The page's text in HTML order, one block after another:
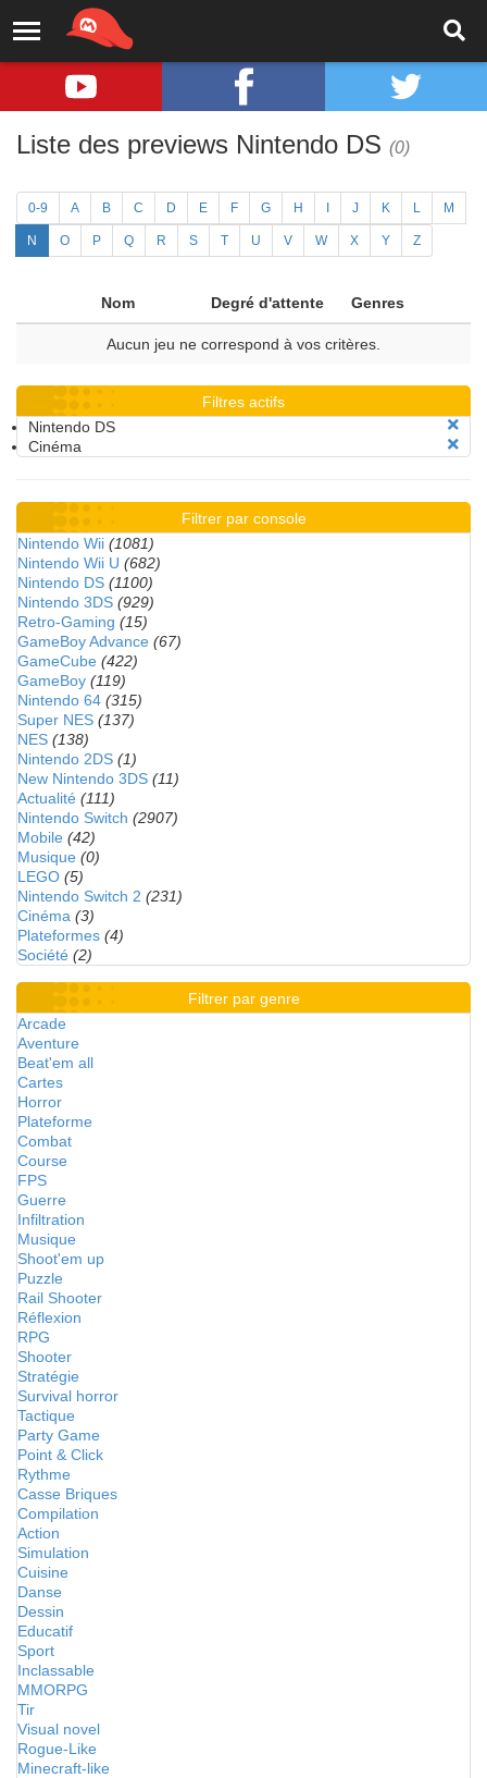
Liste des previews Nintendo DS (0)
0-9 A B C D E F G H J K L M
N O P Q R S T U V W X Y Z
Nom Degré d'attente Genres
Aucun jeu ne correspond à vos critères.
Filtres actifs
Nintendo DS
Cinéma
Filtrer par console
Nintendo Wii (1081)
Nintendo Wii U (682)
Nintendo DS (1100)
Nintendo 3DS (929)
Retro-Gaming (15)
GameBoy Advance (67)
GameCube (422)
GameBoy (119)
Nintendo 64 (315)
Super NES (137)
NES (138)
Nintendo 2DS (1)
New Nintendo 3DS (11)
Actualité (111)
Nintendo Switch (2907)
Mobile (42)
Musique (0)
LEGO (5)
Nintendo Switch 2 (231)
Cinéma (3)
Plateformes (4)
Société (2)
Filtrer par genre
Arcade
Aventure
Beat'em all
Cartes
Horror
Plateforme
Combat
Course
FPS
Guerre
Infiltration
Musique
Shoot'em up
Puzzle
Rail Shooter
Réflexion
RPG
Shooter
Stratégie
Survival horror
Tactique
Party Game
Point & Click
Rythme
Casse Briques
Compilation
Action
Simulation
Cuisine
Danse
Dessin
Educatif
Sport
Inclassable
MMORPG
Tir
Visual novel
Rogue-Like
Minecraft-like